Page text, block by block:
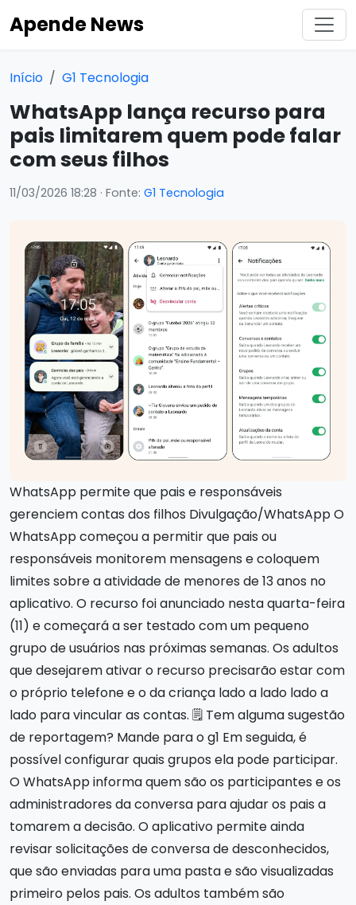
Apende News
Início G1 Tecnologia
WhatsApp lança recurso para
pais limitarem quem pode falar
com seus filhos
11/03/2026 18:28 · Fonte: G1 Tecnologia
WhatsApp permite que pais e responsáveis
gerenciem contas dos filhos Divulgação/WhatsApp O
WhatsApp começou a permitir que pais ou
responsáveis monitorem mensagens e coloquem
limites sobre a atividade de menores de 13 anos no
aplicativo. O recurso foi anunciado nesta quarta-feira
(11) e começará a ser testado com um pequeno
grupo de usuários nas próximas semanas. Os adultos
que desejarem ativar o recurso precisarão estar com
o próprio telefone e o da criança lado a lado lado a
lado para vincular as contas. 🗒️ Tem alguma sugestão
de reportagem? Mande para o g1 Em seguida, é
possível configurar quais grupos ela pode participar.
O WhatsApp informa quem são os participantes e os
administradores da conversa para ajudar os pais a
tomarem a decisão. O aplicativo permite ainda
revisar solicitações de conversa de desconhecidos,
que são enviadas para uma pasta e são visualizadas
primeiro pelos pais. Os adultos também são